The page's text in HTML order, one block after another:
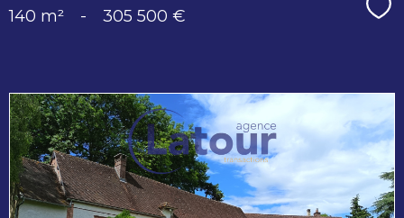
140 m² - 305 500 €
voir le